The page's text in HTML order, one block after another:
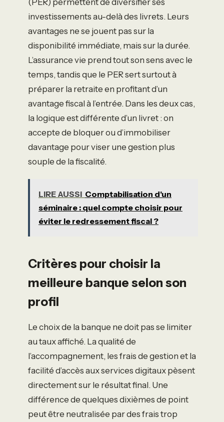
investissements au-delà des livrets. Leurs
avantages ne se jouent pas sur la
disponibilité immédiate, mais sur la durée.
L’assurance vie prend tout son sens avec le
temps, tandis que le PER sert surtout à
préparer la retraite en profitant d’un
avantage fiscal à l’entrée. Dans les deux cas,
la logique est différente d’un livret : on
accepte de bloquer ou d’immobiliser
davantage pour viser une gestion plus
souple de la fiscalité.
LIRE AUSSI Comptabilisation d'un
séminaire : quel compte choisir pour
éviter le redressement fiscal ?
Critères pour choisir la
meilleure banque selon son
profil
Le choix de la banque ne doit pas se limiter
au taux affiché. La qualité de
l’accompagnement, les frais de gestion et la
facilité d’accès aux services digitaux pèsent
directement sur le résultat final. Une
différence de quelques dixièmes de point
peut être neutralisée par des frais trop